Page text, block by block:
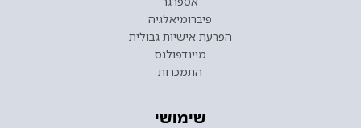
פיברומיאלגיה
הפרעת אישיות גבולית
מיינדפולנס
התמכרות
שימושי